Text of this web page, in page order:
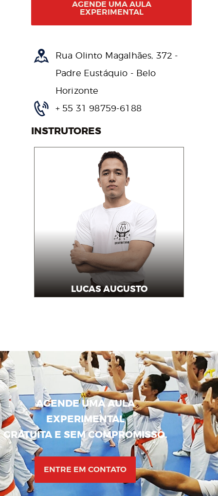
AGENDE UMA AULA
EXPERIMENTAL
Rua Olinto Magalhães, 372 -
Padre Eustáquio - Belo
Horizonte
+ 55 31 98759-6188
INSTRUTORES
LUCAS AUGUSTO
Instrutor
AGENDE UMA AULA
EXPERIMENTAL
GRATUITA E SEM COMPROMISSO.
ENTRE EM CONTATO